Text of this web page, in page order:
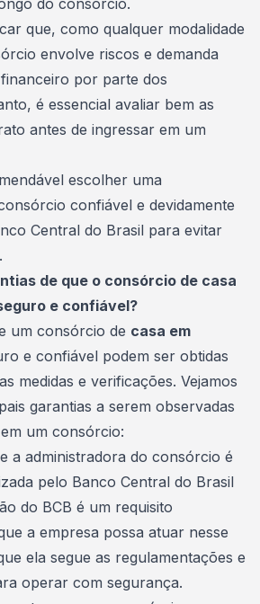
do consórcio.
que, como qualquer modalidade
envolve riscos e demanda
por parte dos
é essencial avaliar bem as
antes de ingressar em um
escolher uma
confiável e devidamente
Central do Brasil para evitar
de que o consórcio de casa
e confiável?
um consórcio de casa em
e confiável podem ser obtidas
medidas e verificações. Vejamos
garantias a serem observadas
um consórcio:
a administradora do consórcio é
pelo Banco Central do Brasil
do BCB é um requisito
a empresa possa atuar nesse
ela segue as regulamentações e
operar com segurança.